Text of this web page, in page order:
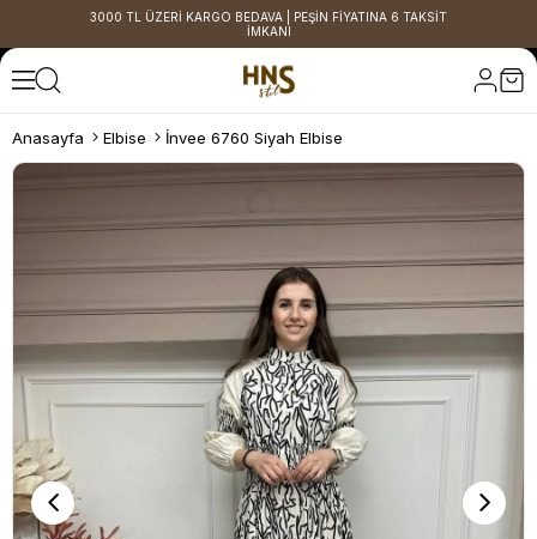
3000 TL ÜZERİ KARGO BEDAVA | PEŞİN FİYATINA 6 TAKSİT
İMKANI
Anasayfa Elbise İnvee 6760 Siyah Elbise